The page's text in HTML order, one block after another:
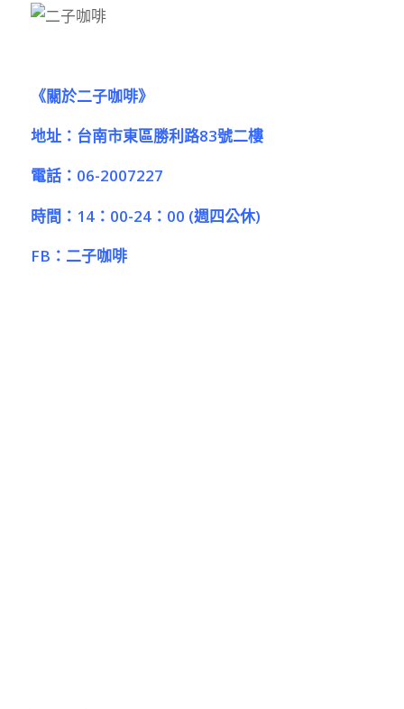
《關於二子咖啡》
地址：台南市東區勝利路83號二樓
電話： 06-2007227
時間： 14： 00-24： 00 (週四公休)
FB ： 二子咖啡